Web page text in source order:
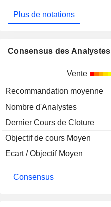
Plus de notations
Consensus des Analystes
Vente
Recommandation moyenne
Nombre d'Analystes
Dernier Cours de Cloture
Objectif de cours Moyen
Ecart / Objectif Moyen
Consensus